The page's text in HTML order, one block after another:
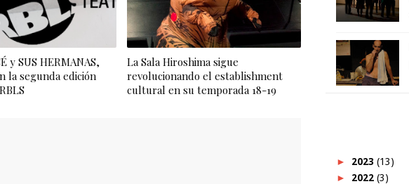
y SUS HERMANAS,
la segunda edición
La Sala Hiroshima sigue
revolucionando el establishment
cultural en su temporada 18-19
► 2023 (13)
► 2022 (3)